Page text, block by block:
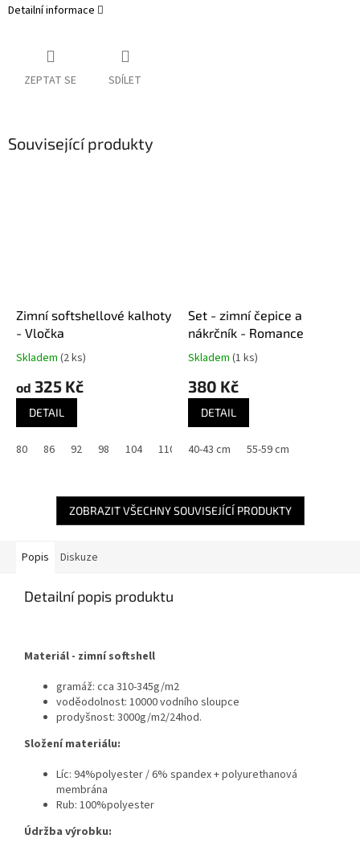
Detailní informace
ZEPTAT SE SDÍLET
Související produkty
Zimní softshellové kalhoty
- Vločka
Skladem (2 ks)
od 325 Kč
DETAIL
80 86 92 98 104 110 116 122 128
Set - zimní čepice a
nákrčník - Romance
Skladem (1 ks)
380 Kč
DETAIL
40-43 cm 55-59 cm
ZOBRAZIT VŠECHNY SOUVISEJÍCÍ PRODUKTY
Popis Diskuze
Detailní popis produktu
Materiál - zimní softshell
gramáž: cca 310-345g/m2
voděodolnost: 10000 vodního sloupce
prodyšnost: 3000g/m2/24hod.
Složení materiálu:
Líc: 94%polyester / 6% spandex + polyurethanová
membrána
Rub: 100%polyester
Údržba výrobku: